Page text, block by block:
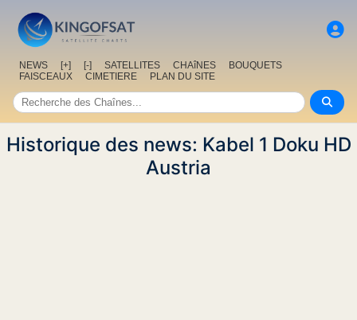
NEWS [+] [-] SATELLITES CHAîNES
BOUQUETS
FAISCEAUX
CIMETIERE PLAN DU SITE
Historique des news: Kabel 1 Doku HD
Austria